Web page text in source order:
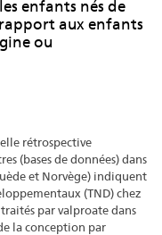
enfants nés de
aux enfants
ou
rétrospective
(bases de données) dans
et Norvège) indiquent
(TND) chez
traités par valproate dans
la conception par